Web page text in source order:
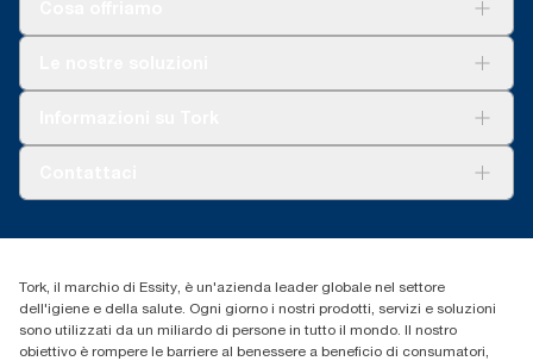
+39 0331 443896
Tork, il marchio di Essity, è un'azienda leader globale nel settore
dell'igiene e della salute. Ogni giorno i nostri prodotti, servizi e soluzioni
sono utilizzati da un miliardo di persone in tutto il mondo. Il nostro
obiettivo è rompere le barriere al benessere a beneficio di consumatori,